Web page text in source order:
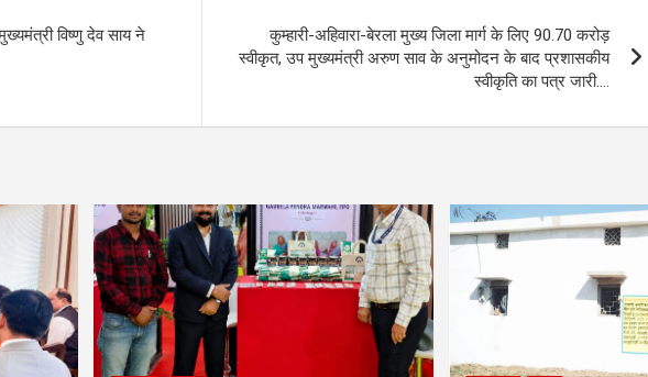
n
विष्णु देव साय ने
कुम्हारी-अहिवारा-बेरला मुख्य जिला मार्ग के लिए 90.70 करोड़
स्वीकृत, उप मुख्यमंत्री अरुण साव के अनुमोदन के बाद प्रशासकीय
स्वीकृति का पत्र जारी….